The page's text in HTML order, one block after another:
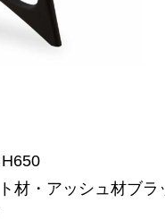
材・アッシュ材ブラ